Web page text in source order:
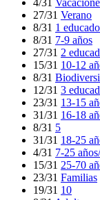
4/31
27/31 Verano
8/31 1
8/31 7-9 años
27/31 2
15/31 10-12
8/31
12/31 3
23/31 13-15
31/31 16-18
8/31 5
31/31 18-25
4/31 7-25
15/31 25-70
23/31 Familias
19/31 10